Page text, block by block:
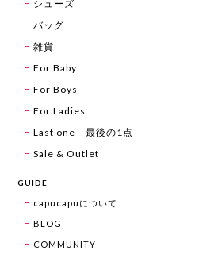
シューズ
バッグ
雑貨
For Baby
For Boys
For Ladies
Last one 最後の1点
Sale & Outlet
GUIDE
capucapuについて
BLOG
COMMUNITY